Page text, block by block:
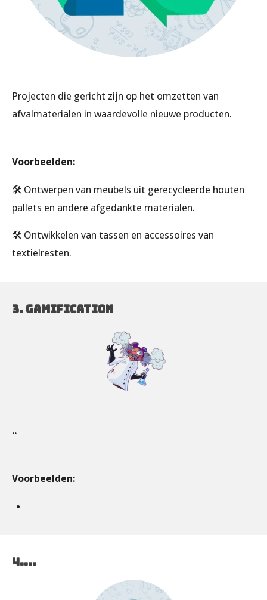
Projecten die gericht zijn op het omzetten van
afvalmaterialen in waardevolle nieuwe producten.
Voorbeelden:
🛠️ Ontwerpen van meubels uit gerecycleerde houten
pallets en andere afgedankte materialen.
🛠️ Ontwikkelen van tassen en accessoires van
textielresten.
3. Gamification
..
Voorbeelden:
4....